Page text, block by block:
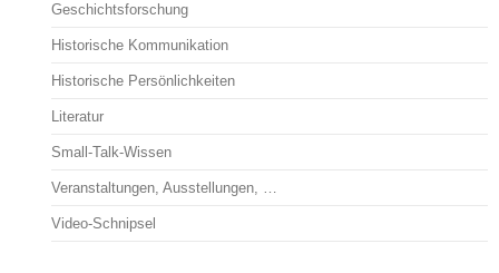
Geschichtsforschung
Historische Kommunikation
Historische Persönlichkeiten
Literatur
Small-Talk-Wissen
Veranstaltungen, Ausstellungen, …
Video-Schnipsel